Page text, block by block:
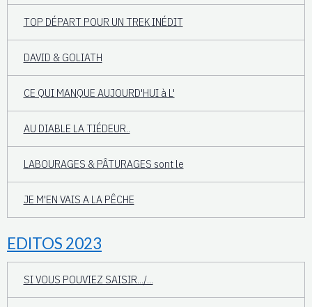
TOP DÉPART POUR UN TREK INÉDIT
DAVID & GOLIATH
CE QUI MANQUE AUJOURD'HUI à L'
AU DIABLE LA TIÉDEUR..
LABOURAGES & PÂTURAGES sont le
JE M'EN VAIS A LA PÊCHE
EDITOS 2023
SI VOUS POUVIEZ SAISIR.../...